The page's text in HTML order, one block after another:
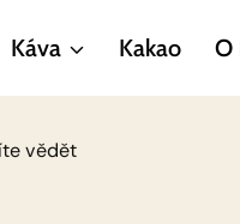
Káva Kakao O
vědět